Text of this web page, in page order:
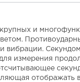
и
вибрации.
для измерения
отображать